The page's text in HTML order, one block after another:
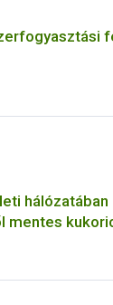
hálózatában
mentes